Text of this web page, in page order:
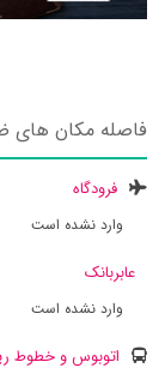
فاصله مکان های
فرودگاه
وارد نشده است
عابربانک
وارد نشده است
اتوبوس و خطوط